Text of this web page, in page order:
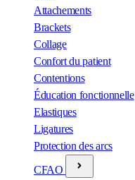
Attachements
Brackets
Collage
Confort du patient
Contentions
Éducation fonctionnelle
Elastiques
Ligatures
Protection des arcs
CFAO